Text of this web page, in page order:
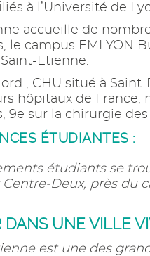
à l’Université de
accueille de
le campus EMLYON
Saint-Etienne.
, CHU situé à
hôpitaux de
9e sur la chirurgie des
ÉTUDIANTES :
étudiants se
Deux, près du
DANS UNE VILLE
est une des